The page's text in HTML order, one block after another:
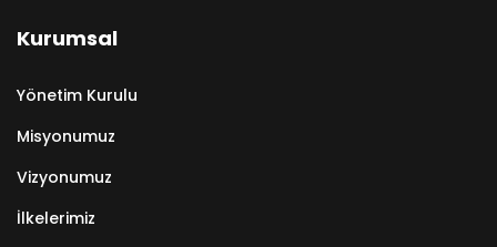
Kurumsal
Yönetim Kurulu
Misyonumuz
Vizyonumuz
İlkelerimiz